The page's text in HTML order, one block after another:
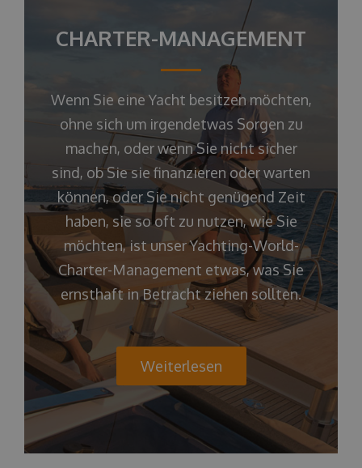
CHARTER-MANAGEMENT
Wenn Sie eine Yacht besitzen möchten,
ohne sich um irgendetwas Sorgen zu
machen, oder wenn Sie nicht sicher
sind, ob Sie sie finanzieren oder warten
können, oder Sie nicht genügend Zeit
haben, sie so oft zu nutzen, wie Sie
möchten, ist unser Yachting-World-
Charter-Management etwas, was Sie
ernsthaft in Betracht ziehen sollten.
Weiterlesen